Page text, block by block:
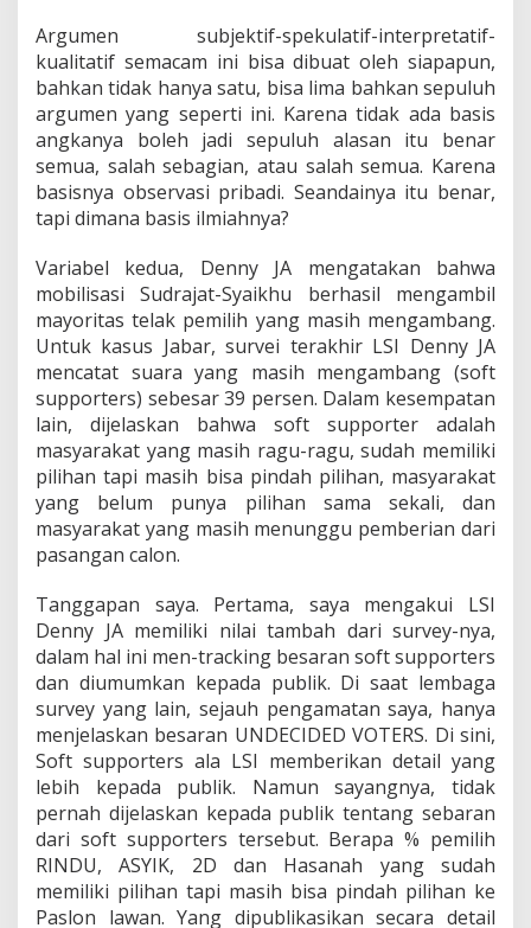
Argumen subjektif-spekulatif-interpretatif-
kualitatif semacam ini bisa dibuat oleh siapapun,
bahkan tidak hanya satu, bisa lima bahkan sepuluh
argumen yang seperti ini. Karena tidak ada basis
angkanya boleh jadi sepuluh alasan itu benar
semua, salah sebagian, atau salah semua. Karena
basisnya observasi pribadi. Seandainya itu benar,
tapi dimana basis ilmiahnya?
Variabel kedua, Denny JA mengatakan bahwa
mobilisasi Sudrajat-Syaikhu berhasil mengambil
mayoritas telak pemilih yang masih mengambang.
Untuk kasus Jabar, survei terakhir LSI Denny JA
mencatat suara yang masih mengambang (soft
supporters) sebesar 39 persen. Dalam kesempatan
lain, dijelaskan bahwa soft supporter adalah
masyarakat yang masih ragu-ragu, sudah memiliki
pilihan tapi masih bisa pindah pilihan, masyarakat
yang belum punya pilihan sama sekali, dan
masyarakat yang masih menunggu pemberian dari
pasangan calon.
Tanggapan saya. Pertama, saya mengakui LSI
Denny JA memiliki nilai tambah dari survey-nya,
dalam hal ini men-tracking besaran soft supporters
dan diumumkan kepada publik. Di saat lembaga
survey yang lain, sejauh pengamatan saya, hanya
menjelaskan besaran UNDECIDED VOTERS. Di sini,
Soft supporters ala LSI memberikan detail yang
lebih kepada publik. Namun sayangnya, tidak
pernah dijelaskan kepada publik tentang sebaran
dari soft supporters tersebut. Berapa % pemilih
RINDU, ASYIK, 2D dan Hasanah yang sudah
memiliki pilihan tapi masih bisa pindah pilihan ke
Paslon lawan. Yang dipublikasikan secara detail